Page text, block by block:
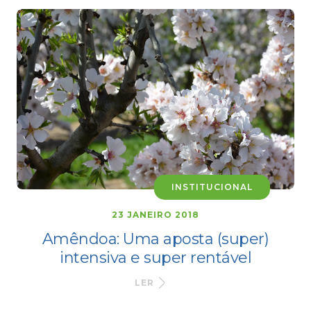
INSTITUCIONAL
23 JANEIRO 2018
Amêndoa: Uma aposta (super)
intensiva e super rentável
LER